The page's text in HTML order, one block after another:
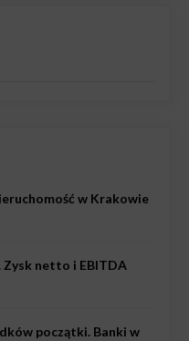
w Krakowie
netto i EBITDA
początki. Banki w